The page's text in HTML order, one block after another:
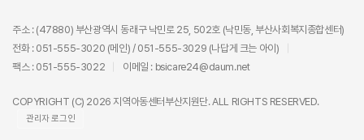
주소 : (47880) 부산광역시 동래구 낙민로 25, 502호 (낙민동, 부산사회복지종합센터)
전화 : 051-555-3020 (메인) / 051-555-3029 (나답게 크는 아이)
팩스 : 051-555-3022
이메일 : bsicare24@daum.net
COPYRIGHT (C) 2026 지역아동센터부산지원단. ALL RIGHTS RESERVED.
관리자 로그인